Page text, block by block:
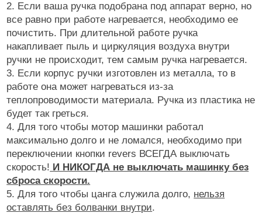
2. Если ваша ручка подобрана под аппарат верно, но
все равно при работе нагревается, необходимо ее
почистить. При длительной работе ручка
накапливает пыль и циркуляция воздуха внутри
ручки не происходит, тем самым ручка нагревается.
3. Если корпус ручки изготовлен из металла, то в
работе она может нагреваться из-за
теплопроводимости материала. Ручка из пластика не
будет так греться.
4. Для того чтобы мотор машинки работал
максимально долго и не ломался, необходимо при
переключении кнопки revers ВСЕГДА выключать
скорость! И НИКОГДА не выключать машинку без
сброса скорости.
5. Для того чтобы цанга служила долго, нельзя
оставлять без болванки внутри.